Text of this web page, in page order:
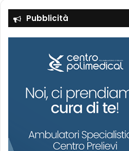
Pubblicità